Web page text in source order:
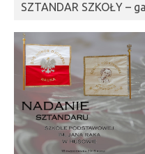
SZTANDAR SZKOŁY –